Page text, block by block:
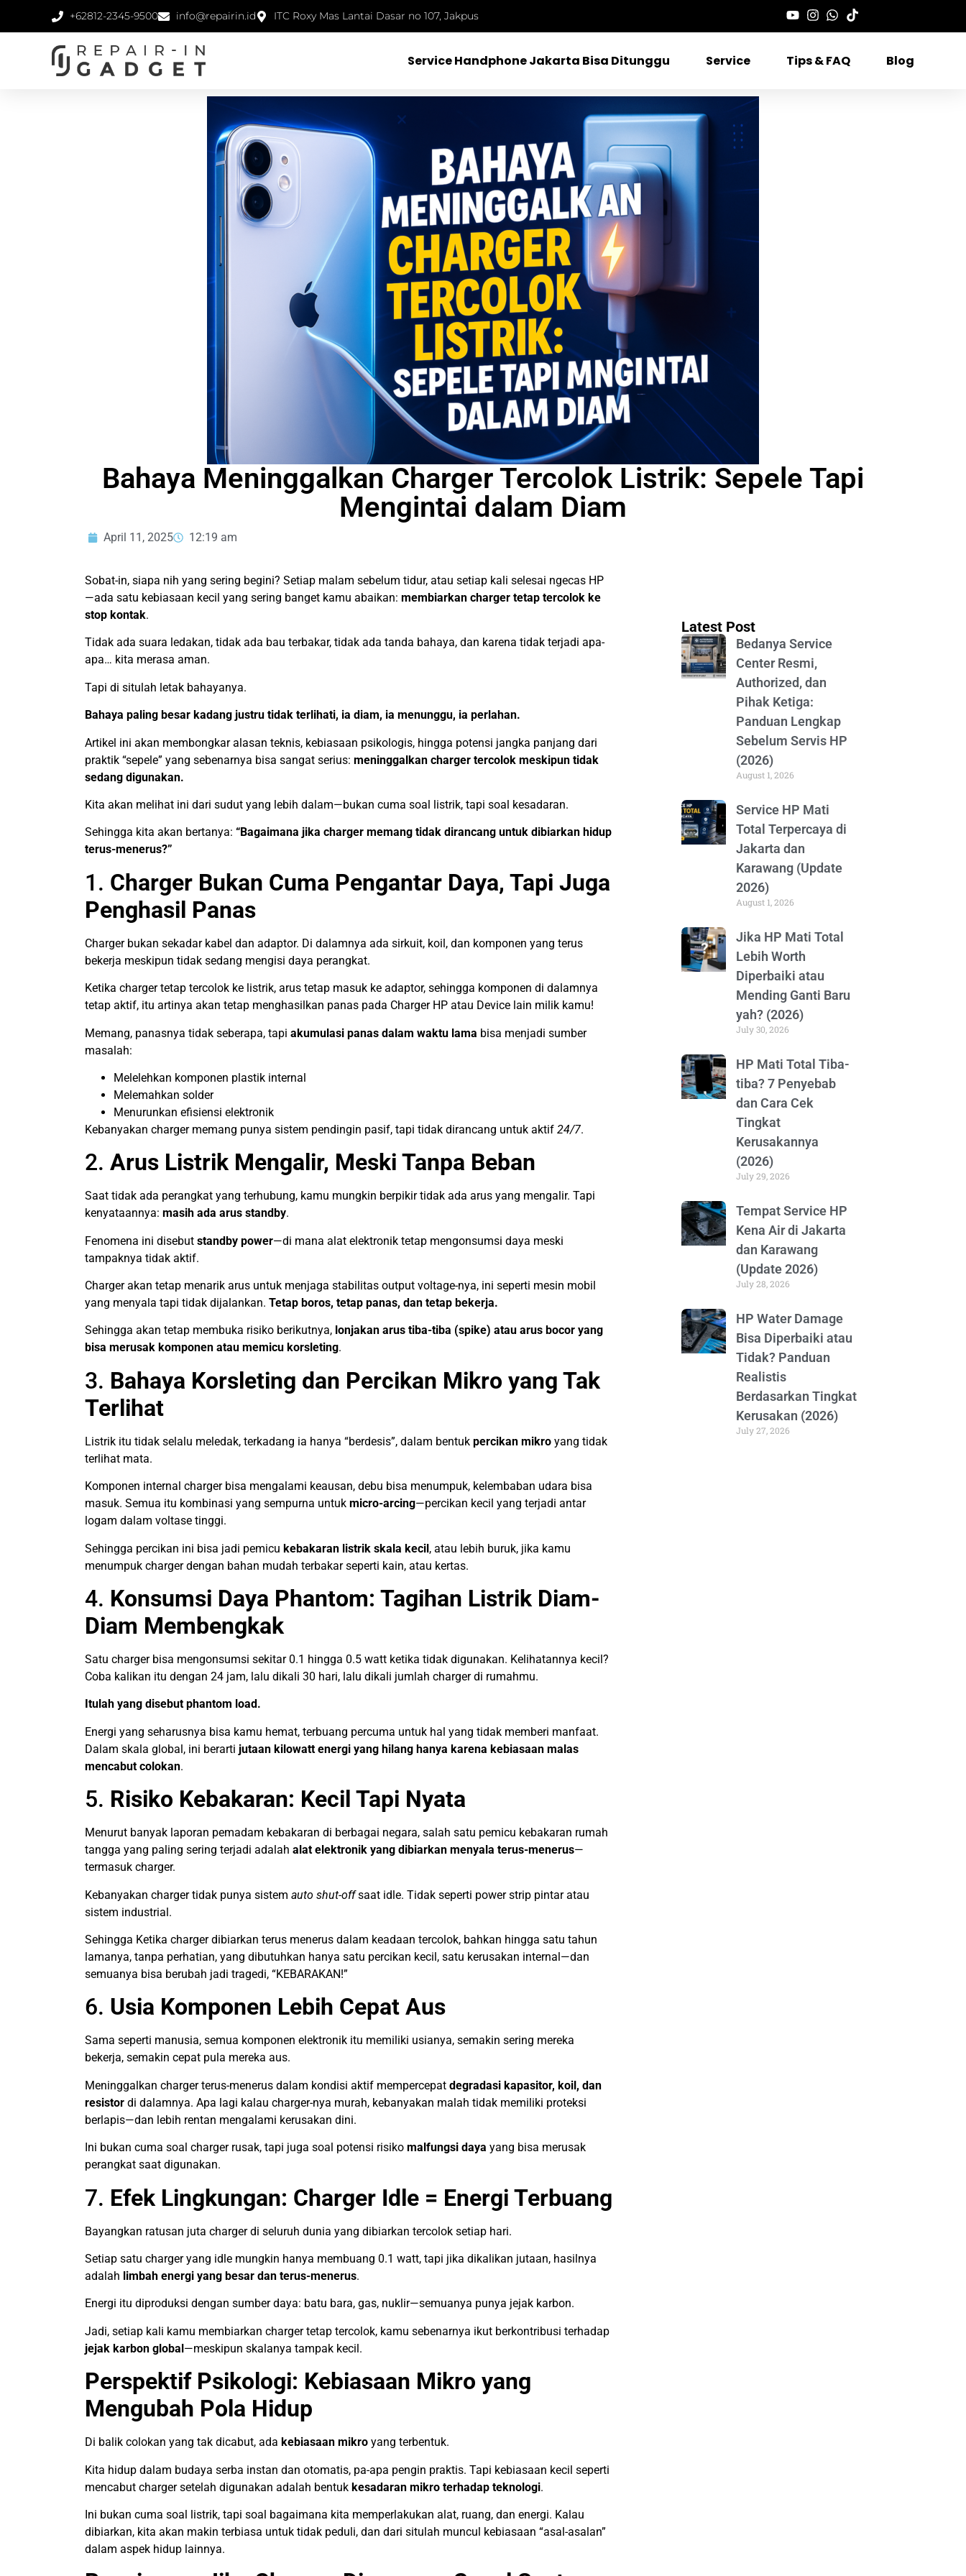
+62812-2345-9500 info@repairin.id ITC Roxy Mas Lantai Dasar no 107, Jakpus
Service Handphone Jakarta Bisa Ditunggu Service Tips & FAQ Blog
Bahaya Meninggalkan Charger Tercolok Listrik: Sepele Tapi
Mengintai dalam Diam
April 11, 2025 12:19 am
Sobat-in, siapa nih yang sering begini? Setiap malam sebelum tidur, atau setiap kali selesai ngecas HP
—ada satu kebiasaan kecil yang sering banget kamu abaikan: membiarkan charger tetap tercolok ke
stop kontak.
Tidak ada suara ledakan, tidak ada bau terbakar, tidak ada tanda bahaya, dan karena tidak terjadi apa-
apa… kita merasa aman.
Tapi di situlah letak bahayanya.
Bahaya paling besar kadang justru tidak terlihati, ia diam, ia menunggu, ia perlahan.
Artikel ini akan membongkar alasan teknis, kebiasaan psikologis, hingga potensi jangka panjang dari
praktik “sepele” yang sebenarnya bisa sangat serius: meninggalkan charger tercolok meskipun tidak
sedang digunakan.
Kita akan melihat ini dari sudut yang lebih dalam—bukan cuma soal listrik, tapi soal kesadaran.
Sehingga kita akan bertanya: “Bagaimana jika charger memang tidak dirancang untuk dibiarkan hidup
terus-menerus?”
1. Charger Bukan Cuma Pengantar Daya, Tapi Juga
Penghasil Panas
Charger bukan sekadar kabel dan adaptor. Di dalamnya ada sirkuit, koil, dan komponen yang terus
bekerja meskipun tidak sedang mengisi daya perangkat.
Ketika charger tetap tercolok ke listrik, arus tetap masuk ke adaptor, sehingga komponen di dalamnya
tetap aktif, itu artinya akan tetap menghasilkan panas pada Charger HP atau Device lain milik kamu!
Memang, panasnya tidak seberapa, tapi akumulasi panas dalam waktu lama bisa menjadi sumber
masalah:
Melelehkan komponen plastik internal
Melemahkan solder
Menurunkan efisiensi elektronik
Kebanyakan charger memang punya sistem pendingin pasif, tapi tidak dirancang untuk aktif 24/7.
2. Arus Listrik Mengalir, Meski Tanpa Beban
Saat tidak ada perangkat yang terhubung, kamu mungkin berpikir tidak ada arus yang mengalir. Tapi
kenyataannya: masih ada arus standby.
Fenomena ini disebut standby power—di mana alat elektronik tetap mengonsumsi daya meski
tampaknya tidak aktif.
Charger akan tetap menarik arus untuk menjaga stabilitas output voltage-nya, ini seperti mesin mobil
yang menyala tapi tidak dijalankan. Tetap boros, tetap panas, dan tetap bekerja.
Sehingga akan tetap membuka risiko berikutnya, lonjakan arus tiba-tiba (spike) atau arus bocor yang
bisa merusak komponen atau memicu korsleting.
3. Bahaya Korsleting dan Percikan Mikro yang Tak
Terlihat
Listrik itu tidak selalu meledak, terkadang ia hanya “berdesis”, dalam bentuk percikan mikro yang tidak
terlihat mata.
Komponen internal charger bisa mengalami keausan, debu bisa menumpuk, kelembaban udara bisa
masuk. Semua itu kombinasi yang sempurna untuk micro-arcing—percikan kecil yang terjadi antar
logam dalam voltase tinggi.
Sehingga percikan ini bisa jadi pemicu kebakaran listrik skala kecil, atau lebih buruk, jika kamu
menumpuk charger dengan bahan mudah terbakar seperti kain, atau kertas.
4. Konsumsi Daya Phantom: Tagihan Listrik Diam-
Diam Membengkak
Satu charger bisa mengonsumsi sekitar 0.1 hingga 0.5 watt ketika tidak digunakan. Kelihatannya kecil?
Coba kalikan itu dengan 24 jam, lalu dikali 30 hari, lalu dikali jumlah charger di rumahmu.
Itulah yang disebut phantom load.
Energi yang seharusnya bisa kamu hemat, terbuang percuma untuk hal yang tidak memberi manfaat.
Dalam skala global, ini berarti jutaan kilowatt energi yang hilang hanya karena kebiasaan malas
mencabut colokan.
5. Risiko Kebakaran: Kecil Tapi Nyata
Menurut banyak laporan pemadam kebakaran di berbagai negara, salah satu pemicu kebakaran rumah
tangga yang paling sering terjadi adalah alat elektronik yang dibiarkan menyala terus-menerus—
termasuk charger.
Kebanyakan charger tidak punya sistem auto shut-offsaat idle. Tidak seperti power strip pintar atau
sistem industrial.
Sehingga Ketika charger dibiarkan terus menerus dalam keadaan tercolok, bahkan hingga satu tahun
lamanya, tanpa perhatian, yang dibutuhkan hanya satu percikan kecil, satu kerusakan internal—dan
semuanya bisa berubah jadi tragedi, “KEBARAKAN!”
6. Usia Komponen Lebih Cepat Aus
Sama seperti manusia, semua komponen elektronik itu memiliki usianya, semakin sering mereka
bekerja, semakin cepat pula mereka aus.
Meninggalkan charger terus-menerus dalam kondisi aktif mempercepat degradasi kapasitor, koil, dan
resistor di dalamnya. Apa lagi kalau charger-nya murah, kebanyakan malah tidak memiliki proteksi
berlapis—dan lebih rentan mengalami kerusakan dini.
Ini bukan cuma soal charger rusak, tapi juga soal potensi risiko malfungsi daya yang bisa merusak
perangkat saat digunakan.
7. Efek Lingkungan: Charger Idle = Energi Terbuang
Bayangkan ratusan juta charger di seluruh dunia yang dibiarkan tercolok setiap hari.
Setiap satu charger yang idle mungkin hanya membuang 0.1 watt, tapi jika dikalikan jutaan, hasilnya
adalah limbah energi yang besar dan terus-menerus.
Energi itu diproduksi dengan sumber daya: batu bara, gas, nuklir—semuanya punya jejak karbon.
Jadi, setiap kali kamu membiarkan charger tetap tercolok, kamu sebenarnya ikut berkontribusi terhadap
jejak karbon global—meskipun skalanya tampak kecil.
Perspektif Psikologi: Kebiasaan Mikro yang
Mengubah Pola Hidup
Di balik colokan yang tak dicabut, ada kebiasaan mikro yang terbentuk.
Kita hidup dalam budaya serba instan dan otomatis, pa-apa pengin praktis. Tapi kebiasaan kecil seperti
mencabut charger setelah digunakan adalah bentuk kesadaran mikro terhadap teknologi.
Ini bukan cuma soal listrik, tapi soal bagaimana kita memperlakukan alat, ruang, dan energi. Kalau
dibiarkan, kita akan makin terbiasa untuk tidak peduli, dan dari situlah muncul kebiasaan “asal-asalan”
dalam aspek hidup lainnya.
Latest Post
Bedanya Service
Center Resmi,
Authorized, dan
Pihak Ketiga:
Panduan Lengkap
Sebelum Servis HP
(2026)
August 1, 2026
Service HP Mati
Total Terpercaya di
Jakarta dan
Karawang (Update
2026)
August 1, 2026
Jika HP Mati Total
Lebih Worth
Diperbaiki atau
Mending Ganti Baru
yah? (2026)
July 30, 2026
HP Mati Total Tiba-
tiba? 7 Penyebab
dan Cara Cek
Tingkat
Kerusakannya
(2026)
July 29, 2026
Tempat Service HP
Kena Air di Jakarta
dan Karawang
(Update 2026)
July 28, 2026
HP Water Damage
Bisa Diperbaiki atau
Tidak? Panduan
Realistis
Berdasarkan Tingkat
Kerusakan (2026)
July 27, 2026